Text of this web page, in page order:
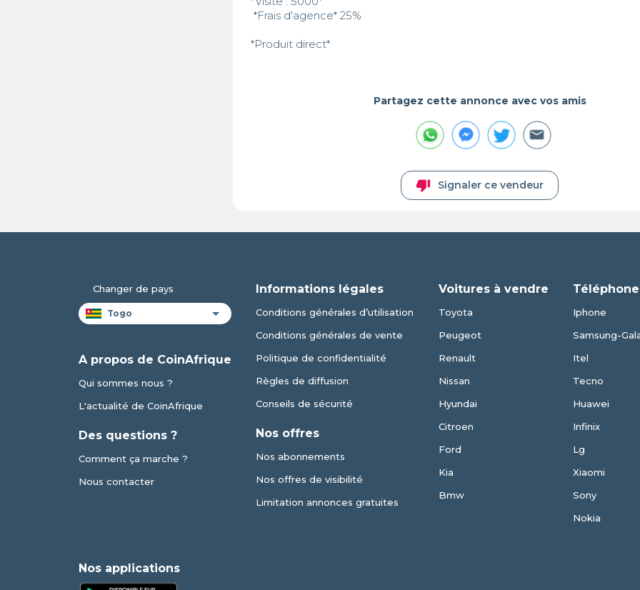
*Frais d'agence* 25%
*Produit direct*
Partagez cette annonce avec vos amis
thumb_down Signaler ce vendeur
Changer de pays
A propos de CoinAfrique
Qui sommes nous ?
L'actualité de CoinAfrique
Des questions ?
Comment ça marche ?
Nous contacter
Informations légales
Conditions générales d’utilisation
Conditions générales de vente
Politique de confidentialité
Règles de diffusion
Conseils de sécurité
Nos offres
Nos abonnements
Nos offres de visibilité
Limitation annonces gratuites
Voitures à vendre
Toyota
Peugeot
Renault
Nissan
Hyundai
Citroen
Ford
Kia
Bmw
Iphone
Samsung-
Itel
Tecno
Huawei
Infinix
Lg
Xiaomi
Sony
Nokia
Nos applications